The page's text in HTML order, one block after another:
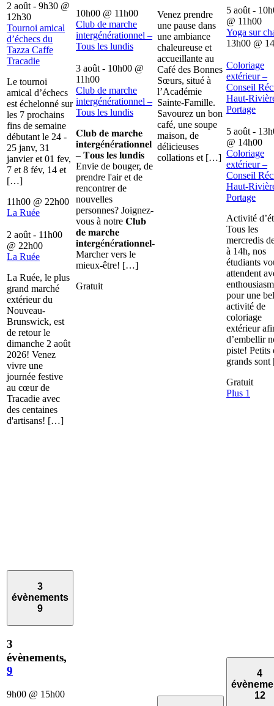
2 août - 9h30 @
12h30
Tournoi amical
d’échecs du
Tazza Caffe
Tracadie
Le tournoi
amical d’échecs
est échelonné sur
les 7 prochains
fins de semaine
débutant le 24 -
25 janv, 31
janvier et 01 fev,
7 et 8 fév, 14 et
[…]
11h00 @ 22h00
La Ruée
2 août - 11h00
@ 22h00
La Ruée
La Ruée, le plus
grand marché
extérieur du
Nouveau-
Brunswick, est
de retour le
dimanche 2 août
2026! Venez
vivre une
journée festive
au cœur de
Tracadie avec
des centaines
d'artisans! […]
10h00 @ 11h00
Club de marche
intergénérationnel –
Tous les lundis
3 août - 10h00 @
11h00
Club de marche
intergénérationnel –
Tous les lundis
𝐂𝐥𝐮𝐛 𝐝𝐞 𝐦𝐚𝐫𝐜𝐡𝐞
𝐢𝐧𝐭𝐞𝐫𝐠é𝐧é𝐫𝐚𝐭𝐢𝐨𝐧𝐧𝐞𝐥
– 𝐓𝐨𝐮𝐬 𝐥𝐞𝐬 𝐥𝐮𝐧𝐝𝐢𝐬
Envie de bouger, de
prendre l'air et de
rencontrer de
nouvelles
personnes? Joignez-
vous à notre 𝐂𝐥𝐮𝐛
𝐝𝐞 𝐦𝐚𝐫𝐜𝐡𝐞
𝐢𝐧𝐭𝐞𝐫𝐠é𝐧é𝐫𝐚𝐭𝐢𝐨𝐧𝐧𝐞𝐥-
Marcher vers le
mieux-être! […]
Gratuit
Venez prendre
une pause dans
une ambiance
chaleureuse et
accueillante au
Café des Bonnes
Sœurs, situé à
l’Académie
Sainte-Famille.
Savourez un bon
café, une soupe
maison, de
délicieuses
collations et […]
5 août -
@ 11h00
Yoga sur
13h00 @
Coloriage
extérieur –
Conseil
Haut-
Portage
5 août -
@ 14h00
Coloriage
extérieur –
Conseil
Haut-
Portage
Activité
Tous les
mercredis
à 14h, nos
étudiants
attendent
pour une
activité de
coloriage
extérieur
d’embellir
piste! Petits
grands
Gratuit
Plus 1
3
évènements
9
3
évènements,
9
9h00 @ 15h00
4
12